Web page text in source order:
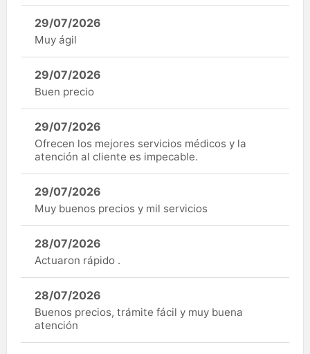
29/07/2026
Muy ágil
29/07/2026
Buen precio
29/07/2026
Ofrecen los mejores servicios médicos y la
atención al cliente es impecable.
29/07/2026
Muy buenos precios y mil servicios
28/07/2026
Actuaron rápido .
28/07/2026
Buenos precios, trámite fácil y muy buena
atención